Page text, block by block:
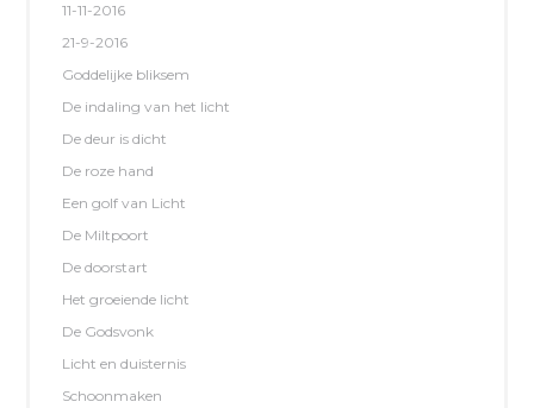
11-11-2016
21-9-2016
Goddelijke bliksem
De indaling van het licht
De deur is dicht
De roze hand
Een golf van Licht
De Miltpoort
De doorstart
Het groeiende licht
De Godsvonk
Licht en duisternis
Schoonmaken